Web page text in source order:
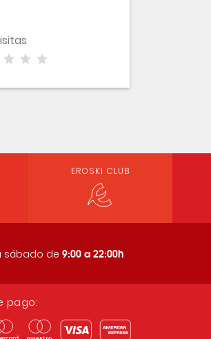
EROSKI CLUB
sábado de 9:00 a 22:00h
pago: